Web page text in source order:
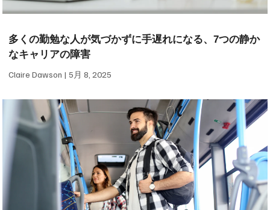
多くの勤勉な人が気づかずに手遅れになる、7つの静か
なキャリアの障害
Claire Dawson 5月 8, 2025